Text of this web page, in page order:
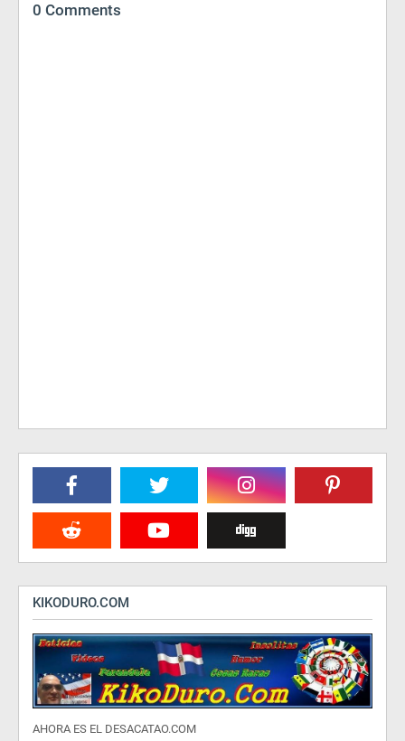
0 Comments
KIKODURO.COM
AHORA ES EL DESACATAO.COM